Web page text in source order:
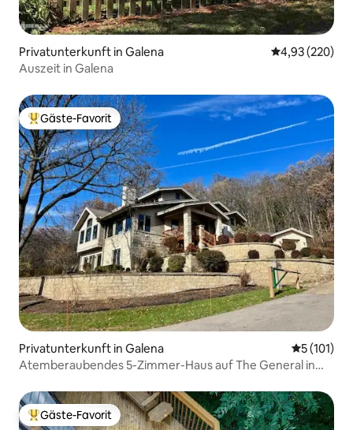
Privatunterkunft in Galena
4,93 (220)
Auszeit in Galena
Beliebter Gäste-Favorit.
Gäste-Favorit
Privatunterkunft in Galena
5 (101)
Atemberaubendes 5-Zimmer-Haus auf The General in
Beliebter Gäste-Favorit.
Gäste-Favorit